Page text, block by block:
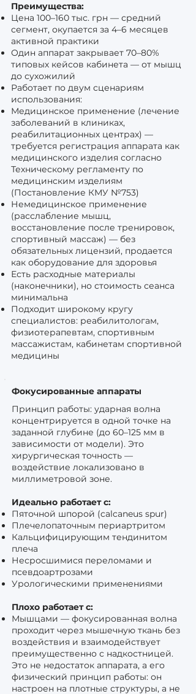
Преимущества:
Цена 100–160 тыс. грн — средний
сегмент, окупается за 4–6 месяцев
активной практики
Один аппарат закрывает 70–80%
типовых кейсов кабинета — от мышц
до сухожилий
Работает по двум сценариям
использования:
Медицинское применение (лечение
заболеваний в клиниках,
реабилитационных центрах) —
требуется регистрация аппарата как
медицинского изделия согласно
Техническому регламенту по
медицинским изделиям
(Постановление КМУ №753)
Немедицинское применение
(расслабление мышц,
восстановление после тренировок,
спортивный массаж) — без
обязательных лицензий, продается
как оборудование для здоровья
Есть расходные материалы
(наконечники), но стоимость сеанса
минимальна
Подходит широкому кругу
специалистов: реабилитологам,
физиотерапевтам, спортивным
массажистам, кабинетам спортивной
медицины
Фокусированные аппараты
Принцип работы: ударная волна
концентрируется в одной точке на
заданной глубине (до 60–125 мм в
зависимости от модели). Это
хирургическая точность —
воздействие локализовано в
миллиметровой зоне.
Идеально работает с:
Пяточной шпорой (calcaneus spur)
Плечелопаточным периартритом
Кальцифицирующим тендинитом
плеча
Несросшимися переломами и
псевдоартрозами
Урологическими применениями
Плохо работает с:
Мышцами — фокусированная волна
проходит через мышечную ткань без
воздействия и взаимодействует
преимущественно с надкостницей.
Это не недостаток аппарата, а его
физический принцип работы: он
настроен на плотные структуры, а не